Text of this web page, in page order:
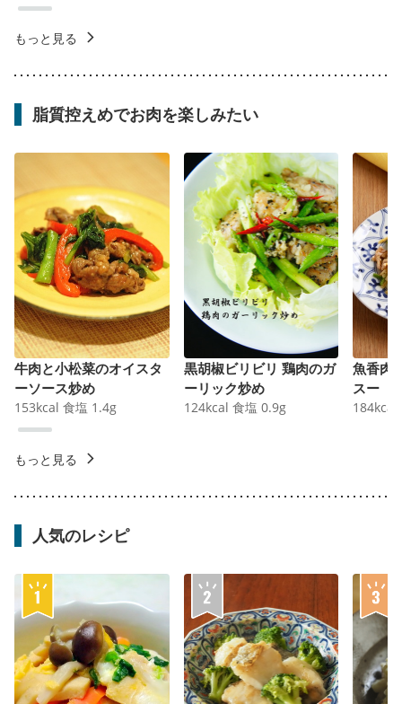
もっと見る
脂質控えめでお肉を楽しみたい
牛肉と小松菜のオイスタ
ーソース炒め
153kcal 食塩 1.4g
黒胡椒ビリビリ 鶏肉のガ
ーリック炒め
124kcal 食塩 0.9g
魚香肉
スー
184kcal
もっと見る
人気のレシピ